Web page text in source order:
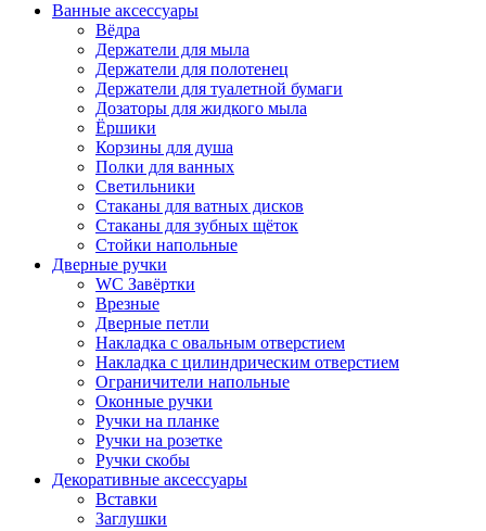
Ванные аксессуары
Вёдра
Держатели для мыла
Держатели для полотенец
Держатели для туалетной бумаги
Дозаторы для жидкого мыла
Ёршики
Корзины для душа
Полки для ванных
Светильники
Стаканы для ватных дисков
Стаканы для зубных щёток
Стойки напольные
Дверные ручки
WC Завёртки
Врезные
Дверные петли
Накладка с овальным отверстием
Накладка с цилиндрическим отверстием
Ограничители напольные
Оконные ручки
Ручки на планке
Ручки на розетке
Ручки скобы
Декоративные аксессуары
Вставки
Заглушки